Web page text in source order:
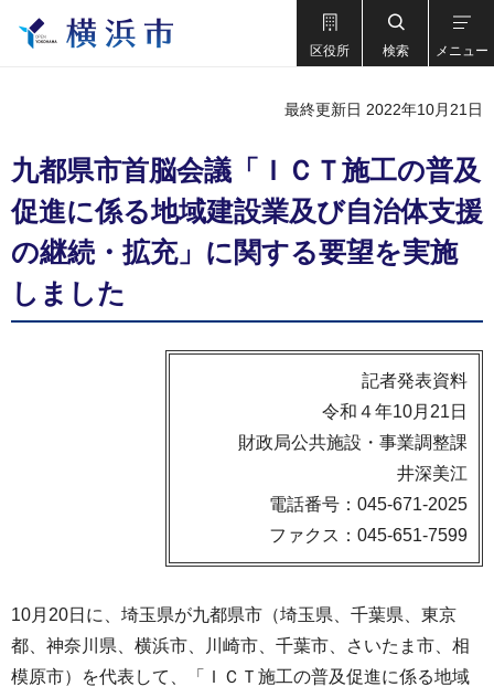
区役所 検索 メニュー
最終更新日 2022年10月21日
九都県市首脳会議「ＩＣＴ施工の普及
促進に係る地域建設業及び自治体支援
の継続・拡充」に関する要望を実施
しました
記者発表資料
令和４年10月21日
財政局公共施設・事業調整課
井深美江
電話番号：045-671-2025
ファクス：045-651-7599
10月20日に、埼玉県が九都県市（埼⽟県、千葉県、東京
都、神奈川県、横浜市、川崎市、千葉市、さいたま市、相
模原市）を代表して、「ＩＣＴ施⼯の普及促進に係る地域